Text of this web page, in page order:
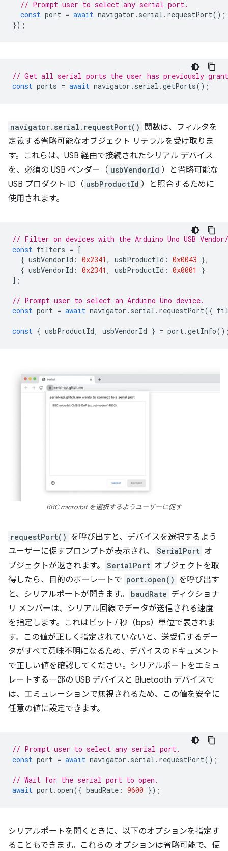
// Prompt user to select any serial port.
const port = await navigator . serial . requestPort();
});
// Get all serial ports the user has previously
const ports = await navigator . serial .getPorts();
navigator.serial.requestPort()
関数は、フィルタを
定義する省略可能なオブジェクト リテラルを受け取りま
す。これらは、USB 経由で接続されたシリアル デバイス
を、必須の USB ベンダー（ usbVendorId ）と省略可能な
USB プロダクト ID（ usbProductId ）と照合するために
使用されます。
// Filter on devices with the Arduino Uno USB
const filters = [
{ usbVendorId : 0x2341 , usbProductId : 0x0043 },
{ usbVendorId : 0x2341 , usbProductId : 0x0001
}
];
// Prompt user to select an Arduino Uno device.
const port = await navigator . serial . requestPort({
const { usbProductId, usbVendorId } = port.getInfo
BBC micro:bit を選択するようユーザーに促す
requestPort() を呼び出すと、デバイスを選択するよう
ユーザーに促すプロンプトが表示され、
SerialPort オ
ブジェクトが返されます。
SerialPort オブジェクトを取
得したら、目的のボーレートで port.open() を呼び出す
と、シリアルポートが開きます。
baudRate ディクショナ
リ メンバーは、シリアル回線でデータが送信される速度
を指定します。これはビット / 秒（bps）単位で表されま
す。この値が正しく指定されていないと、送受信するデー
タがすべて意味不明になるため、デバイスのドキュメント
で正しい値を確認してください。シリアルポートをエミュ
レートする一部の USB デバイスと Bluetooth デバイスで
は、エミュレーションで無視されるため、この値を安全に
任意の値に設定できます。
// Prompt user to select any serial port.
const port = await navigator . serial . requestPort();
// Wait for the serial port to open.
await port.open({ baudRate : 9600 });
シリアルポートを開くときに、以下のオプションを指定す
ることもできます。これらの オプションは省略可能で、便